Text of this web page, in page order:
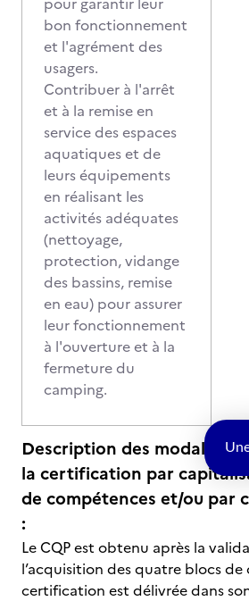
bon fonctionnement
et l'agrément des
usagers.
Contribuer à l'arrêt
et à la remise en
service des espaces
aquatiques et de
leurs équipements
en réalisant les
activités adéquates
(nettoyage,
protection, vidange
des bassins, remise
en eau) pour assurer
leur fonctionnement
à l'ouverture et à la
fermeture du
camping.
Description des modalités
la certification par
de compétences et/ou par
:
Le CQP est obtenu après la
l’acquisition des quatre blocs de
certification est délivrée dans